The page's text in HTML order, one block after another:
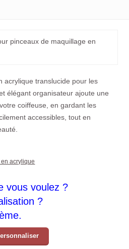
acrylique translucide pour les
élégant organisateur ajoute une
coiffeuse, en gardant les
accessibles, tout en
acrylique
vous voulez ?
?